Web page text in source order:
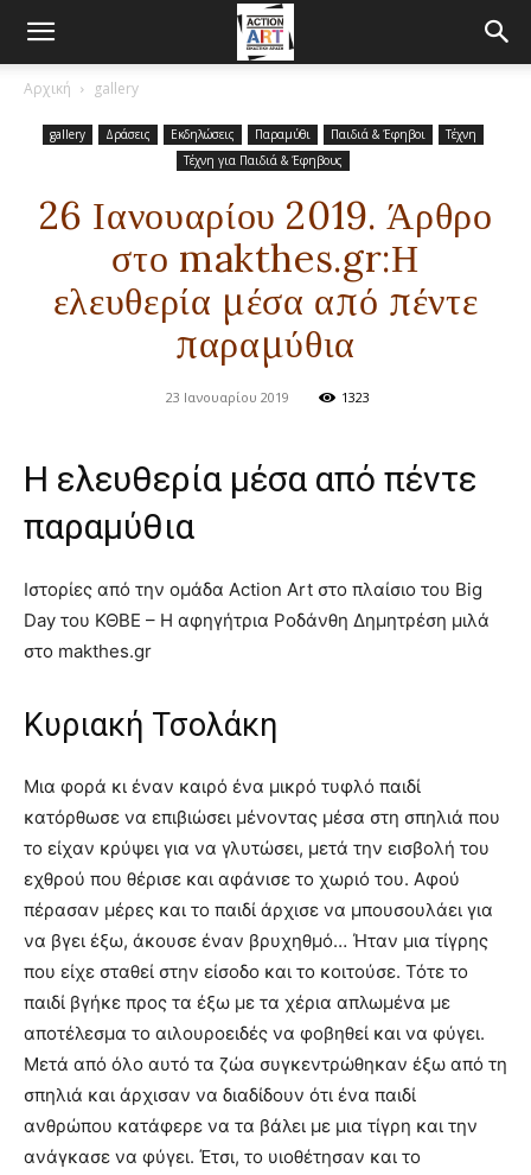
Αρχική gallery
gallery Δράσεις Εκδηλώσεις Παραμύθι Παιδιά & Έφηβοι
Τέχνη
Τέχνη για Παιδιά & Έφηβους
26 Ιανουαρίου 2019. Άρθρο
στο makthes.gr:Η
ελευθερία μέσα από πέντε
παραμύθια
23 Ιανουαρίου 2019 1323
Η ελευθερία μέσα από πέντε
παραμύθια
Ιστορίες από την ομάδα Action Art στο πλαίσιο του Big
Day του ΚΘΒΕ – Η αφηγήτρια Ροδάνθη Δημητρέση μιλά
στο makthes.gr
Κυριακή Τσολάκη
Μια φορά κι έναν καιρό ένα μικρό τυφλό παιδί
κατόρθωσε να επιβιώσει μένοντας μέσα στη σπηλιά που
το είχαν κρύψει για να γλυτώσει, μετά την εισβολή του
εχθρού που θέρισε και αφάνισε το χωριό του. Αφού
πέρασαν μέρες και το παιδί άρχισε να μπουσουλάει για
να βγει έξω, άκουσε έναν βρυχηθμό… Ήταν μια τίγρης
που είχε σταθεί στην είσοδο και το κοιτούσε. Τότε το
παιδί βγήκε προς τα έξω με τα χέρια απλωμένα με
αποτέλεσμα το αιλουροειδές να φοβηθεί και να φύγει.
Μετά από όλο αυτό τα ζώα συγκεντρώθηκαν έξω από τη
σπηλιά και άρχισαν να διαδίδουν ότι ένα παιδί
ανθρώπου κατάφερε να τα βάλει με μια τίγρη και την
ανάγκασε να φύγει. Έτσι, το υιοθέτησαν και το